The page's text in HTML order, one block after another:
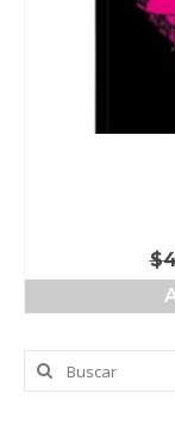
$
Buscar
por: